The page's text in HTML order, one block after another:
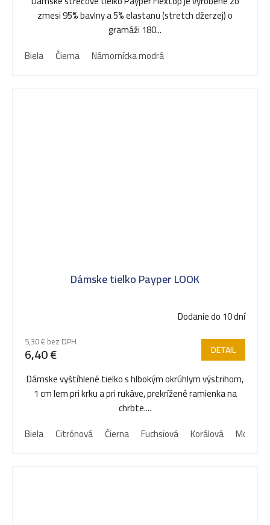
zmesi 95% bavlny a 5% elastanu (stretch džerzej) o
gramáži 180...
Biela
Čierna Námornícka modrá
Dámske tielko Payper LOOK
Dodanie do 10 dní
5,30 € bez DPH
6,40 € DETAIL
Dámske vyštíhlené tielko s hlbokým okrúhlym výstrihom,
1 cm lem pri krku a pri rukáve, prekrížené ramienka na
chrbte....
Biela
Citrónová Čierna Fuchsiová Korálová Modrá